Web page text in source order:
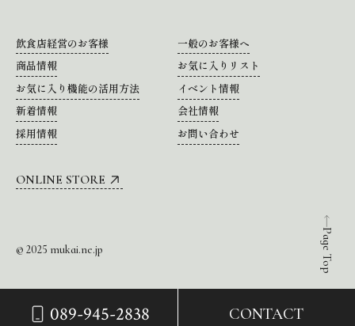
089-945-2838 CONTACT
Page Top
飲食店経営のお客様
一般のお客様へ
商品情報
お気に入りリスト
お気に入り機能の活用方法
イベント情報
新着情報
会社情報
採用情報
お問い合わせ
ONLINE STORE
© 2025 mukai.ne.jp